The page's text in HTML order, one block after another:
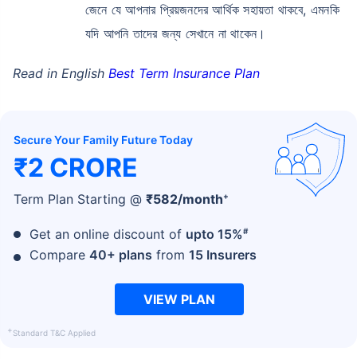
জেনে যে আপনার প্রিয়জনদের আর্থিক সহায়তা থাকবে, এমনকি
যদি আপনি তাদের জন্য সেখানে না থাকেন।
Read in English Best Term Insurance Plan
Secure Your Family Future Today
₹2 CRORE
Term Plan Starting @ ₹582/month+
Get an online discount of upto 15%#
Compare 40+ plans from 15 Insurers
VIEW PLAN
+Standard T&C Applied